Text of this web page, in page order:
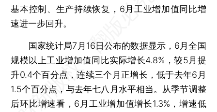
基本控制、生产持续恢复，6月工业增加值同比增
速进一步回升。
国家统计局7月16日公布的数据显示，6月全国
规模以上工业增加值同比实际增长4.8%，较5月提
升0.4个百分点，连续三个月正增长，低于去年6月
1.5个百分点，与去年七八月水平相当。从季节调整
后环比增速看，6月工业增加值增长1.3%，增速低